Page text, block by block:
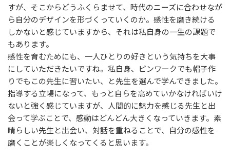
すが、そこからどうふくらませて、時代のニーズに合わせなが
ら自分のデザインを形づくっていくのか。感性を磨き続ける
しかないと感じていますから、それは私自身の一生の課題で
もあります。
感性を育むためにも、一人ひとりの好きという気持ちを大事
にしていただきたいですね。私自身、ピンワークでも帽子作
りでもこの先生に習いたい、と先生を選んで学んできました。
指導する立場になって、もっと自らを高めていかなければいけ
ないと強く感じていますが、人間的に魅力を感じる先生と出
会って学ぶことで、感動はどんどん大きくなっていきます。素
晴らしい先生と出会い、対話を重ねることで、自分の感性を
磨くことが楽しくなってくると思います。